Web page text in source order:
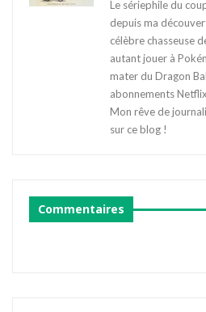
Le sériephile du
depuis ma
célèbre chasseuse
autant jouer à
mater du Dragon
abonnements
Mon rêve de
sur ce blog !
Commentaires